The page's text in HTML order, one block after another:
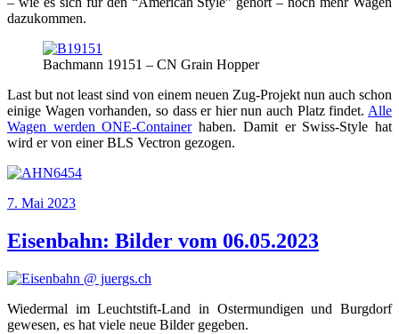
dazukommen.
Bach­mann 19151 – CN Grain Hopper
Last but not least sind von einem neu­en Zug-Pro­jekt nun auch schon
eini­ge Wagen vor­han­den, so dass er hier nun auch Platz fin­det. Alle
Wagen wer­den ONE-Con­tai­nerhaben. Damit er Swiss-Style hat
wird er von einer BLS Vec­tron gezogen.
Veröffentlicht
7. Mai 2023
Eisenbahn: Bilder vom 06.05.2023
Wie­der­mal im Leucht­stift-Land in Oster­mun­di­gen und Burg­dorf
gewe­sen, es hat vie­le neue Bil­der gegeben.